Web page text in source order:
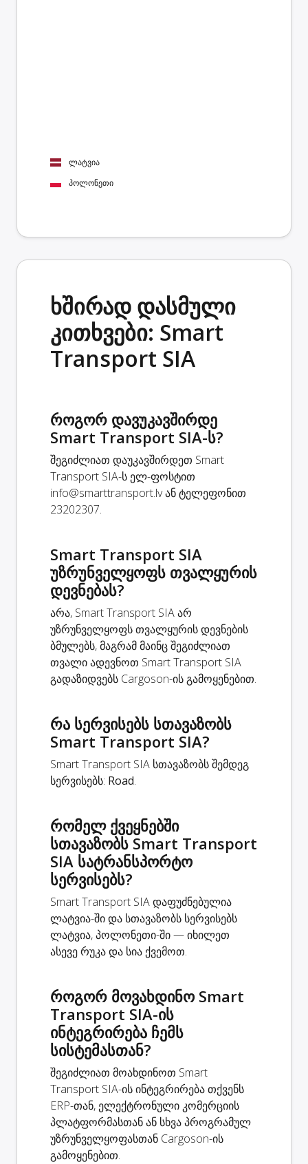
ლატვია
პოლონეთი
ხშირად დასმული
კითხვები: Smart
Transport SIA
როგორ დავუკავშირდე
Smart Transport SIA-ს?
შეგიძლიათ დაუკავშირდეთ Smart
Transport SIA-ს ელ-ფოსტით
info@smarttransport.lvან ტელეფონით
23202307.
Smart Transport SIA
უზრუნველყოფს თვალყურის
დევნებას?
არა, Smart Transport SIA არ
უზრუნველყოფს თვალყურის დევნების
ბმულებს, მაგრამ მაინც შეგიძლიათ
თვალი ადევნოთ Smart Transport SIA
გადაზიდვებს Cargoson-ის გამოყენებით.
რა სერვისებს სთავაზობს
Smart Transport SIA?
Smart Transport SIA სთავაზობს შემდეგ
სერვისებს: Road.
რომელ ქვეყნებში
სთავაზობს Smart Transport
SIA სატრანსპორტო
სერვისებს?
Smart Transport SIA დაფუძნებულია
ლატვია-ში და სთავაზობს სერვისებს
ლატვია, პოლონეთი-ში — იხილეთ
ასევე რუკა და სია ქვემოთ.
როგორ მოვახდინო Smart
Transport SIA-ის
ინტეგრირება ჩემს
სისტემასთან?
შეგიძლიათ მოახდინოთ Smart
Transport SIA-ის ინტეგრირება თქვენს
ERP-თან, ელექტრონული კომერციის
პლატფორმასთან ან სხვა პროგრამულ
უზრუნველყოფასთან Cargoson-ის
გამოყენებით.